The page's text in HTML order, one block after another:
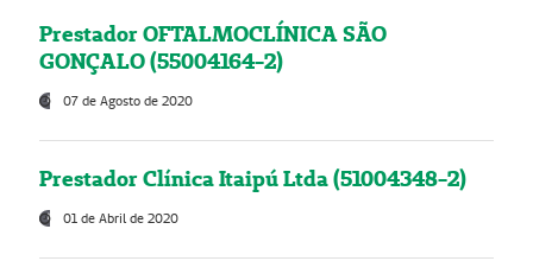
Prestador OFTALMOCLÍNICA SÃO
GONÇALO (55004164-2)
07 de Agosto de 2020
Prestador Clínica Itaipú Ltda (51004348-2)
01 de Abril de 2020